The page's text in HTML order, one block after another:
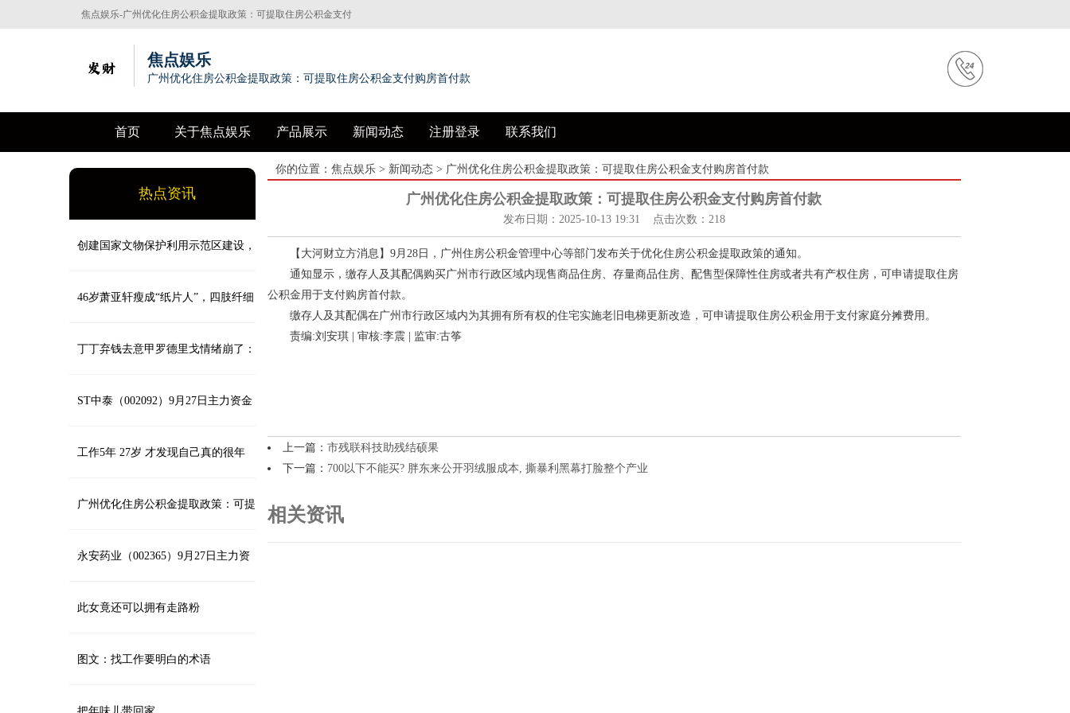
焦点娱乐-广州优化住房公积金提取政策：可提取住房公积金支付
焦点娱乐
广州优化住房公积金提取政策：可提取住房公积金支付购房首付款
首页 关于焦点娱乐 产品展示 新闻动态 注册登录 联系我们
热点资讯
创建国家文物保护利用示范区建设，
青岛老城开启文化遗产保护新征程
46岁萧亚轩瘦成“纸片人”，四肢纤细
如竹竿，健康状态堪忧_大皖新闻 | 安
徽网
丁丁弃钱去意甲罗德里戈情绪崩了：
天才两重天_埃利亚斯都_德布劳内_哥
们儿
ST中泰（002092）9月27日主力资金
净卖出1866.47万元
工作5年 27岁 才发现自己真的很年
轻广州优化住房公积金提取政策：可提
取住房公积金支付购房首付款
永安药业（002365）9月27日主力资
金净买入12.85万元
此女竟还可以拥有走路粉
图文：找工作要明白的术语
你的位置： 焦点娱乐 > 新闻动态 > 广州优化住房公积金提取政策：可提取住房公积金支付购房首付款
广州优化住房公积金提取政策：可提取住房公积金支付购房首付款
发布日期：2025-10-13 19:31 点击次数：218
【大河财立方消息】9月28日，广州住房公积金管理中心等部门发布关于优化住房公积金提取政策的通知。
通知显示，缴存人及其配偶购买广州市行政区域内现售商品住房、存量商品住房、配售型保障性住房或者共有产权住房，可申请提取住房
公积金用于支付购房首付款。
缴存人及其配偶在广州市行政区域内为其拥有所有权的住宅实施老旧电梯更新改造，可申请提取住房公积金用于支付家庭分摊费用。
责编:刘安琪 | 审核:李震 | 监审:古筝
上一篇： 市残联科技助残结硕果
下一篇： 700以下不能买? 胖东来公开羽绒服成本, 撕暴利黑幕打脸整个产业
相关资讯